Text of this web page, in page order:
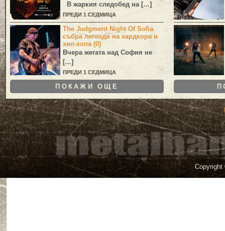
В жаркия следобед на […]
ПРЕДИ 1 СЕДМИЦА
The Judgment Night Of Sofia
събра легенди на хардкора и
хип-хопа (0)
Вчера жегата над София не
[…]
ПРЕДИ 1 СЕДМИЦА
ПОКАЖИ ОЩЕ